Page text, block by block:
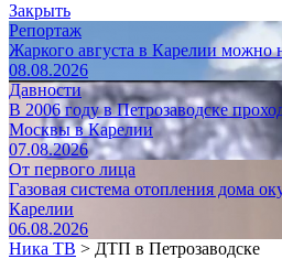
Закрыть
Репортаж
Жаркого августа в Карелии можно
08.08.2026
Давности
В 2006 году в Петрозаводске
Москвы в Карелии
07.08.2026
От первого лица
Газовая система отопления дома
Карелии
06.08.2026
Ника ТВ > ДТП в Петрозаводске